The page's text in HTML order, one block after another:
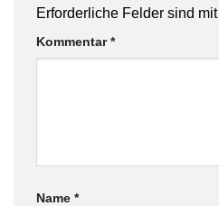
Erforderliche Felder sind mit
Kommentar*
Name *